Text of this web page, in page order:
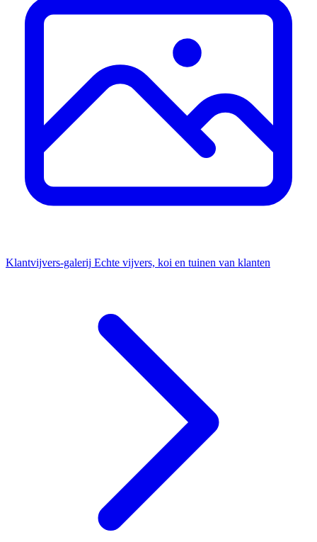
Klantvijvers-galerij Echte vijvers, koi en tuinen van klanten